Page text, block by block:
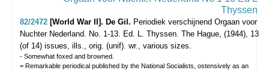
82/2472 [World War II]. De Gil. Periodiek verschijnend Orgaan voor
Nuchter Nederland. No. 1-13. Ed. L. Thyssen. The Hague, (1944), 13
(of 14) issues, ills., orig. (unif). wr., various sizes.
- Somewhat foxed and browned.
= Remarkable periodical published by the National Socialists, ostensively as an